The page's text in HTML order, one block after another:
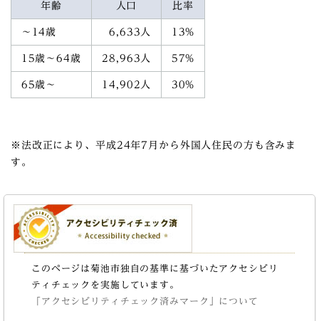
年齢 人口 比率
～14歳 6,633人 13%
15歳～64歳 28,963人 57%
65歳～ 14,902人 30%
※法改正により、平成24年7月から外国人住民の方も含みま
す。
このページは菊池市独自の基準に基づいたアクセシビリ
ティチェックを実施しています。
「アクセシビリティチェック済みマーク」について